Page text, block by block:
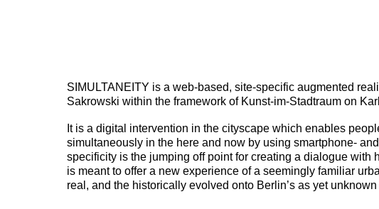
SIMULTANEITY is a web-based, site-specific augmented
Sakrowski within the framework of Kunst-im-Stadtraum on
It is a digital intervention in the cityscape which enables
simultaneously in the here and now by using smartphone-
specificity is the jumping off point for creating a dialogue
is meant to offer a new experience of a seemingly familiar
real, and the historically evolved onto Berlin’s as yet unknown